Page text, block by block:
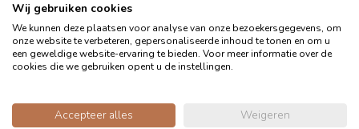
Wij gebruiken cookies
We kunnen deze plaatsen voor analyse van onze bezoekersgegevens, om
onze website te verbeteren, gepersonaliseerde inhoud te tonen en om u
een geweldige website-ervaring te bieden. Voor meer informatie over de
cookies die we gebruiken opent u de instellingen.
Accepteer alles Weigeren